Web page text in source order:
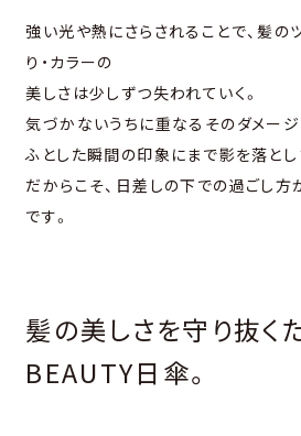
強い光や熱にさらされることで、髪の
り・カラーの
美しさは少しずつ失われていく。
気づかないうちに重なるそのダメージ
ふとした瞬間の印象にまで影を落とし
だからこそ、⽇差しの下での過ごし
です。
髪の美しさを守り抜く
BEAUTY⽇傘。